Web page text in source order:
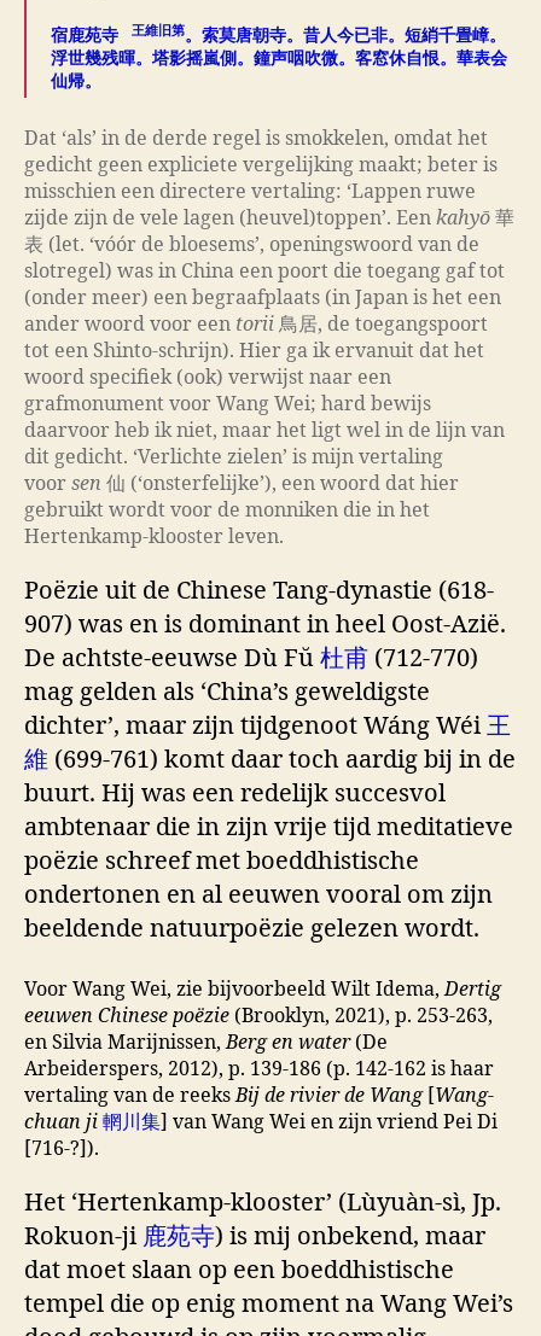
宿鹿苑寺 王維旧第。索莫唐朝寺。昔人今已非。短綃千畳嶂。
浮世幾残暉。塔影摇嵐側。鐘声咽吹微。客窓休自恨。華表会
仙帰。
Dat ‘als’ in de derde regel is smokkelen, omdat het
gedicht geen expliciete vergelijking maakt; beter is
misschien een directere vertaling: ‘Lappen ruwe
zijde zijn de vele lagen (heuvel)toppen’. Een kahyō 華
表 (let. ‘vóór de bloesems’, openingswoord van de
slotregel) was in China een poort die toegang gaf tot
(onder meer) een begraafplaats (in Japan is het een
ander woord voor een torii 鳥居, de toegangspoort
tot een Shinto-schrijn). Hier ga ik ervanuit dat het
woord specifiek (ook) verwijst naar een
grafmonument voor Wang Wei; hard bewijs
daarvoor heb ik niet, maar het ligt wel in de lijn van
dit gedicht. ‘Verlichte zielen’ is mijn vertaling
voor sen 仙 (‘onsterfelijke’), een woord dat hier
gebruikt wordt voor de monniken die in het
Hertenkamp-klooster leven.
Poëzie uit de Chinese Tang-dynastie (618-
907) was en is dominant in heel Oost-Azië.
De achtste-eeuwse Dù Fŭ 杜甫 (712-770)
mag gelden als ‘China’s geweldigste
dichter’, maar zijn tijdgenoot Wáng Wéi王
維 (699-761) komt daar toch aardig bij in de
buurt. Hij was een redelijk succesvol
ambtenaar die in zijn vrije tijd meditatieve
poëzie schreef met boeddhistische
ondertonen en al eeuwen vooral om zijn
beeldende natuurpoëzie gelezen wordt.
Voor Wang Wei, zie bijvoorbeeld Wilt Idema,Dertig
eeuwen Chinese poëzie (Brooklyn, 2021), p. 253-263,
en Silvia Marijnissen,Berg en water(De
Arbeiderspers, 2012), p. 139-186 (p. 142-162 is haar
vertaling van de reeksBij de rivier de Wang[Wang-
chuan ji 輞川集] van Wang Wei en zijn vriend Pei Di
[716-?]).
Het ‘Hertenkamp-klooster’ (Lùyuàn-sì, Jp.
Rokuon-ji 鹿苑寺) is mij onbekend, maar
dat moet slaan op een boeddhistische
tempel die op enig moment na Wang Wei’s